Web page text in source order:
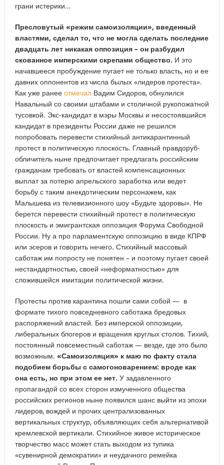
грани истерики…
Пресловутый «режим самоизоляции», введенный
властями, сделал то, что не могла сделать последние
двадцать лет никакая оппозиция – он разбудил
скованное имперскими скрепами общество. И это
начавшееся пробуждение пугает не только власть, но и ее
давних оппонентов из числа былых «лидеров протеста».
Как уже ранее отмечалВадим Сидоров, обнулился
Навальный со своими штабами и столичной рукопожатной
тусовкой. Экс-кандидат в мэры Москвы и несостоявшийся
кандидат в президенты России даже не решился
попробовать перевести стихийный антикарантинный
протест в политическую плоскость. Главный правдоруб-
обличитель ныне предпочитает предлагать российским
гражданам требовать от властей компенсационных
выплат за потерю апрельского заработка или ведет
борьбу с таким анекдотическим персонажем, как
Малышева из телевизионного шоу «Будьте здоровы». Не
берется перевести стихийный протест в политическую
плоскость и эмигрантская оппозиция Форума Свободной
России. Ну а про парламентскую оппозицию в виде КПРФ
или эсеров и говорить нечего. Стихийный массовый
саботаж им попросту не понятен – и поэтому пугает своей
нестандартностью, своей «неформатностью» для
сложившейся имитации политической жизни.
Протесты против карантина пошли сами собой — в
формате тихого повседневного саботажа бредовых
распоряжений властей. Без имперской оппозиции,
либеральных блогеров и вращения круглых столов. Тихий,
постоянный повсеместный саботаж — везде, где это было
возможным. «Самоизоляция» к маю по факту стала
подобием борьбы с самогоноварением: вроде как
она есть, но при этом ее нет. У задавленного
пропагандой со всех сторон измученного общества
российских регионов ныне появился шанс выйти из эпохи
лидеров, вождей и прочих централизованных
вертикальных структур, объявляющих себя альтернативой
кремлевской вертикали. Стихийное живое историческое
творчество масс может стать выходом из тупика
«сувенирной демократии» и неудачного ремейка